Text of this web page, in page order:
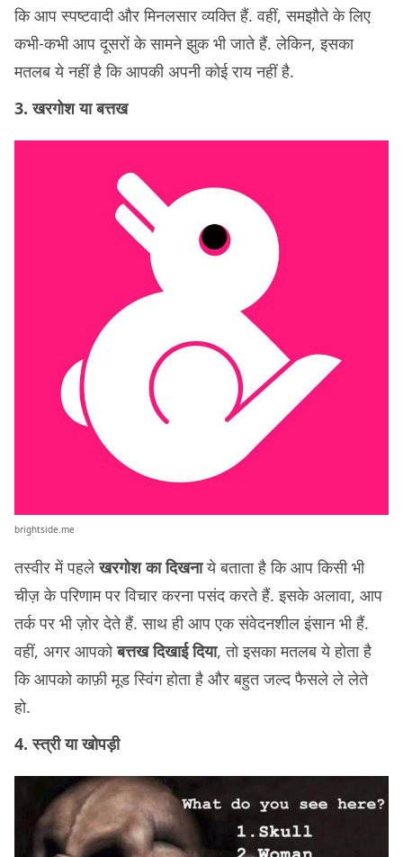
कि आप स्पष्टवादी और मिनलसार व्यक्ति हैं. वहीं, समझौते के लिए
कभी-कभी आप दूसरों के सामने झुक भी जाते हैं. लेकिन, इसका
मतलब ये नहीं है कि आपकी अपनी कोई राय नहीं है.
3. खरगोश या बत्तख
brightside.me
तस्वीर में पहलेखरगोश का दिखनाये बताता है कि आप किसी भी
चीज़ के परिणाम पर विचार करना पसंद करते हैं. इसके अलावा, आप
तर्क पर भी ज़ोर देते हैं. साथ ही आप एक संवेदनशील इंसान भी हैं.
वहीं, अगर आपकोबत्तख दिखाई दिया, तो इसका मतलब ये होता है
कि आपको काफ़ी मूड स्विंग होता है और बहुत जल्द फैसले ले लेते
हो.
4. स्त्री या खोपड़ी